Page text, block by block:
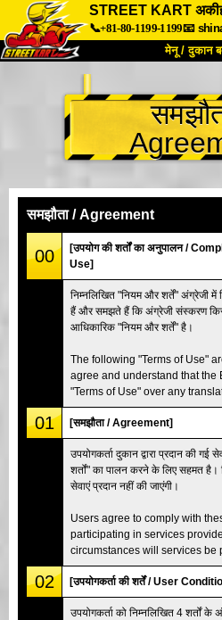
STREET KART
📞+81-80-1199-1199📧
मेनू / दुकान
हमारे बारे में विशेषताएँ
पहुंच वॉयस
टोक्यो शिनागावा #1
टोक्यो अकीहबारा#2
टोक्यो शिबुया एनेक्स
टोक्यो असाकुसा
ओकिनावा
समझौता / Agreement
00
[उपयोग की शर्तों का अनुपालन /
Use]
निम्नलिखित "नियम और शर्तें" अंग्रेजी
हैं और समझते हैं कि अंग्रेजी संस्करण
आधिकारिक "नियम और शर्तें" है।
The following "Terms of Use"
agree and understand that the
"Terms of Use" over any
01 [समझौता / Agreement]
उपयोगकर्ता दुकान द्वारा प्रदान की
शर्तों" का पालन करने के लिए सहमत है।
सेवाएं प्रदान नहीं की जाएंगी।
Users agree to comply with
participating in services
circumstances will services be
02 [उपयोगकर्ता की शर्तें / User
उपयोगकर्ता को निम्नलिखित 4 शर्तों के